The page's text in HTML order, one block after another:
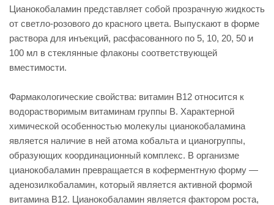
Цианокобаламин представляет собой прозрачную жидкость
от светло-розового до красного цвета. Выпускают в форме
раствора для инъекций, расфасованного по 5, 10, 20, 50 и
100 мл в стеклянные флаконы соответствующей
вместимости.
Фармакологические свойства: витамин В12 относится к
водорастворимым витаминам группы В. Характерной
химической особенностью молекулы цианокобаламина
является наличие в ней атома кобальта и цианогруппы,
образующих координационный комплекс. В организме
цианокобаламин превращается в коферментную форму —
аденозилкобаламин, который является активной формой
витамина В12. Цианокобаламин является фактором роста,